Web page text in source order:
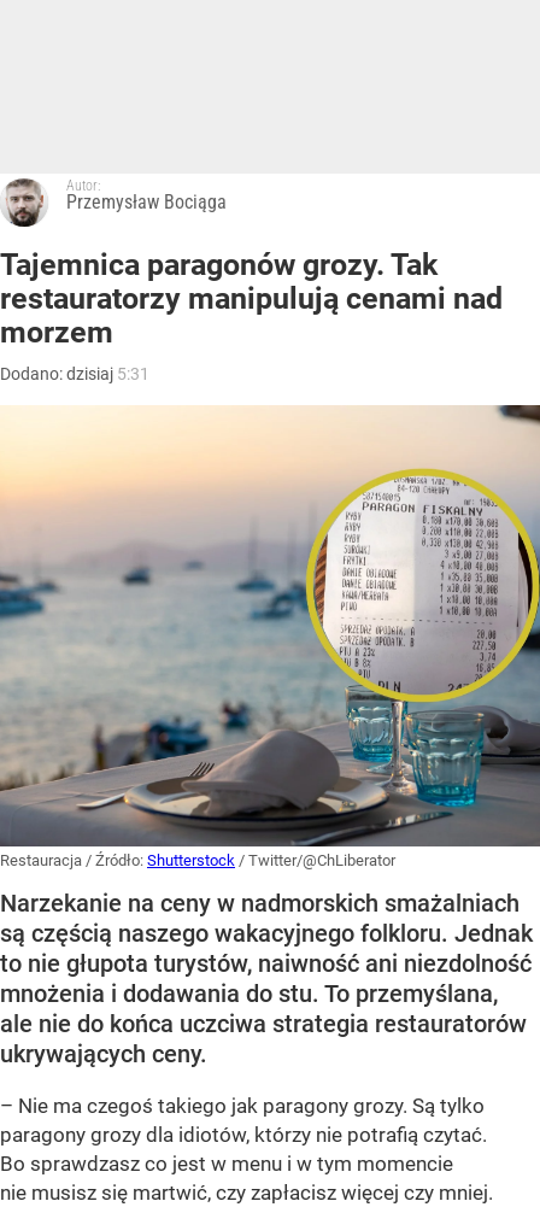
Autor:
Przemysław Bociąga
Tajemnica paragonów grozy. Tak
restauratorzy manipulują cenami nad
morzem
Dodano:dzisiaj 5:31
Restauracja / Źródło: Shutterstock / Twitter/@ChLiberator
Narzekanie na ceny w nadmorskich smażalniach
są częścią naszego wakacyjnego folkloru. Jednak
to nie głupota turystów, naiwność ani niezdolność
mnożenia i dodawania do stu. To przemyślana,
ale nie do końca uczciwa strategia restauratorów
ukrywających ceny.
– Nie ma czegoś takiego jak paragony grozy. Są tylko
paragony grozy dla idiotów, którzy nie potrafią czytać.
Bo sprawdzasz co jest w menu i w tym momencie
nie musisz się martwić, czy zapłacisz więcej czy mniej.